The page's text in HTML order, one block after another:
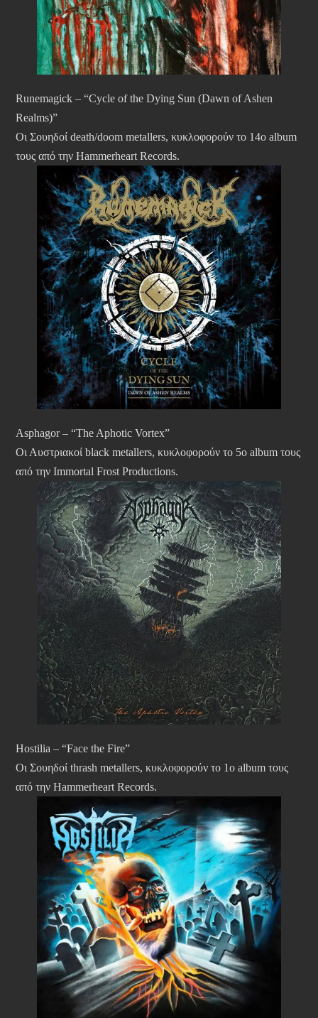
Runemagick – “Cycle of the Dying Sun (Dawn of Ashen
Realms)”
Οι Σουηδοί death/doom metallers, κυκλοφορούν το 14ο album
τους από την Hammerheart Records.
Asphagor – “The Aphotic Vortex”
Οι Αυστριακοί black metallers, κυκλοφορούν το 5ο album τους
από την Immortal Frost Productions.
Hostilia – “Face the Fire”
Οι Σουηδοί thrash metallers, κυκλοφορούν το 1ο album τους
από την Hammerheart Records.